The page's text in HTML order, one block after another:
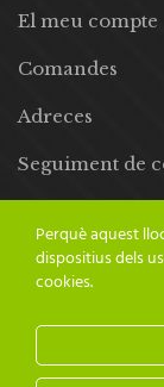
El meu compte
Comandes
Adreces
Seguiment de
Perquè aquest
dispositius dels
cookies.